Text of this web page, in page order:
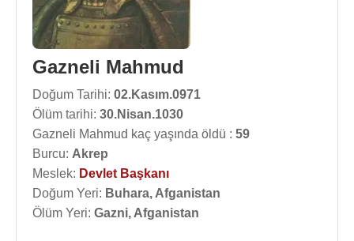
Gazneli Mahmud
Doğum Tarihi: 02.Kasım.0971
Ölüm tarihi: 30.Nisan.1030
Gazneli Mahmud kaç yaşında öldü : 59
Burcu: Akrep
Meslek: Devlet Başkanı
Doğum Yeri: Buhara, Afganistan
Ölüm Yeri: Gazni, Afganistan